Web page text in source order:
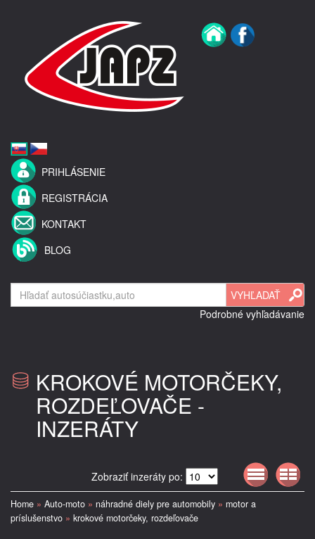
PRIHLÁSENIE
REGISTRÁCIA
KONTAKT
BLOG
Podrobné vyhľadávanie
KROKOVÉ MOTORČEKY,
ROZDEĽOVAČE -
INZERÁTY
Zobraziť inzeráty po:
Home » Auto-moto » náhradné diely pre automobily » motor a
príslušenstvo » krokové motorčeky, rozdeľovače